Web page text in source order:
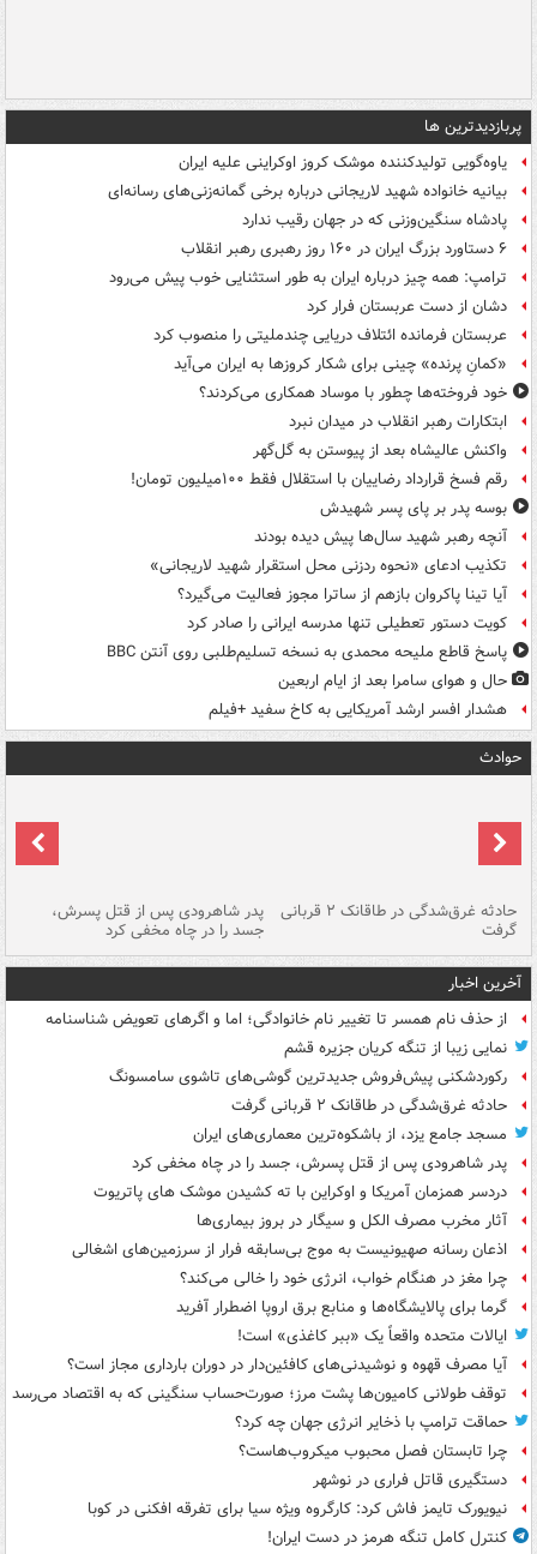
پربازدیدترین ها
یاوه‌گویی تولیدکننده موشک کروز اوکراینی علیه ایران
بیانیه خانواده شهید لاریجانی درباره برخی گمانه‌زنی‌های رسانه‌ای
پادشاه سنگین‌وزنی که در جهان رقیب ندارد
۶ دستاورد بزرگ ایران در ۱۶۰ روز رهبری رهبر انقلاب
ترامپ: همه چیز درباره ایران به طور استثنایی خوب پیش می‌رود
دشان از دست عربستان فرار کرد
عربستان فرمانده ائتلاف دریایی چندملیتی را منصوب کرد
«کمانِ پرنده» چینی برای شکار کروزها به ایران می‌آید
خود فروخته‌ها چطور با موساد همکاری می‌کردند؟
ابتکارات رهبر انقلاب در میدان نبرد
واکنش عالیشاه بعد از پیوستن به گل‌گهر
رقم فسخ قرارداد رضاییان با استقلال فقط ۱۰۰میلیون تومان!
بوسه‌ پدر بر پای پسر شهیدش
آنچه رهبر شهید سال‌ها پیش دیده بودند
تکذیب ادعای «نحوه ردزنی محل استقرار شهید لاریجانی»
آیا تینا پاکروان بازهم از ساترا مجوز فعالیت می‌گیرد؟
کویت دستور تعطیلی تنها مدرسه ایرانی را صادر کرد
پاسخ قاطع ملیحه محمدی به نسخه تسلیم‌طلبی روی آنتن BBC
حال و هوای سامرا بعد از ایام اربعین
هشدار افسر ارشد آمریکایی به کاخ سفید +فیلم
حوادث
حادثه غرق‌شدگی در طاقانک ۲ قربانی
گرفت
پدر شاهرودی پس از قتل پسرش،
جسد را در چاه مخفی کرد
آخرین اخبار
از حذف نام همسر تا تغییر نام خانوادگی؛ اما و اگرهای تعویض شناسنامه
نمایی زیبا از تنگه کریان جزیره قشم
رکوردشکنی پیش‌فروش جدیدترین گوشی‌های تاشوی سامسونگ
حادثه غرق‌شدگی در طاقانک ۲ قربانی گرفت
مسجد جامع یزد، از باشکوه‌ترین معماری‌های ایران
پدر شاهرودی پس از قتل پسرش، جسد را در چاه مخفی کرد
دردسر همزمان آمریکا و اوکراین با ته کشیدن موشک های پاتریوت
آثار مخرب مصرف الکل و سیگار در بروز بیماری‌ها
اذعان رسانه صهیونیست به موج بی‌سابقه فرار از سرزمین‌های اشغالی
چرا مغز در هنگام خواب، انرژی خود را خالی می‌کند؟
گرما برای پالایشگاه‌ها و منابع برق اروپا اضطرار آفرید
ایالات متحده واقعاً یک «ببر کاغذی» است!
آیا مصرف قهوه و نوشیدنی‌های کافئین‌دار در دوران بارداری مجاز است؟
توقف طولانی کامیون‌ها پشت مرز؛ صورت‌حساب سنگینی که به اقتصاد می‌رسد
حماقت ترامپ با ذخایر انرژی جهان چه کرد؟
چرا تابستان فصل محبوب میکروب‌هاست؟
دستگیری قاتل فراری در نوشهر
نیویورک تایمز فاش کرد: کارگروه ویژه سیا برای تفرقه افکنی در کوبا
کنترل کامل تنگه هرمز در دست ایران!